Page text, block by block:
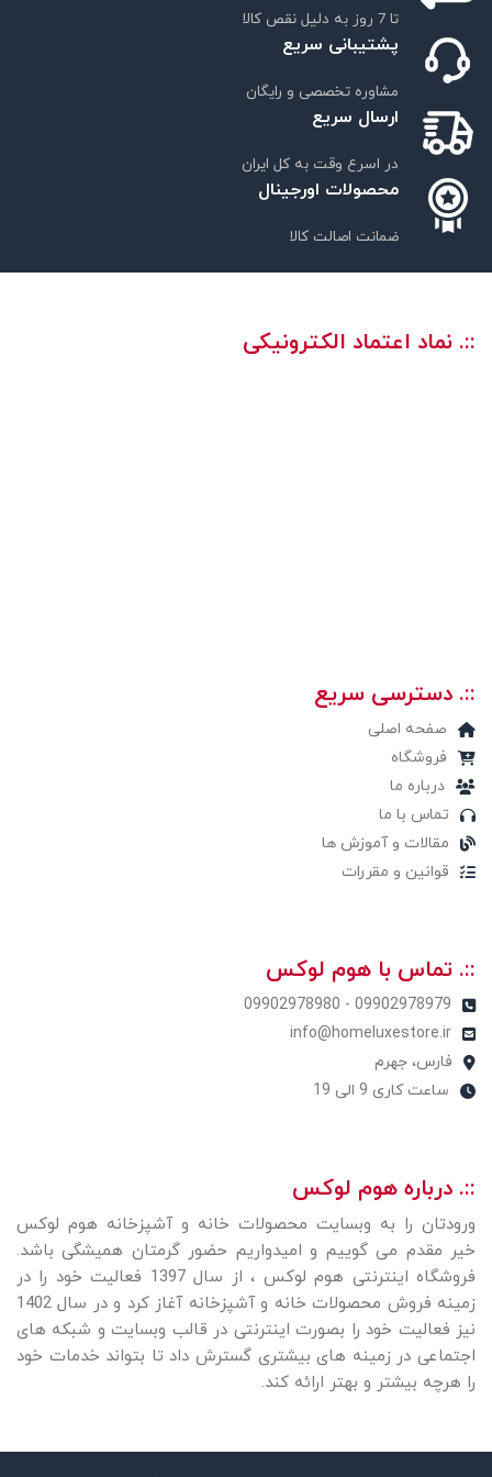
تا 7 روز به دلیل نقص کالا
پشتیبانی سریع
مشاوره تخصصی و رایگان
ارسال سریع
در اسرع وقت به کل ایران
محصولات اورجینال
ضمانت اصالت کالا
::. نماد اعتماد الکترونیکی
::. دسترسی سریع
صفحه اصلی
فروشگاه
درباره ما
تماس با ما
مقالات و آموزش ها
قوانین و مقررات
::. تماس با هوم لوکس
09902978979 - 09902978980
info@homeluxestore.ir
فارس، جهرم
ساعت کاری 9 الی 19
::. درباره هوم لوکس
ورودتان را به وبسایت محصولات خانه و آشپزخانه هوم لوکس
خیر مقدم می گوییم و امیدواریم حضور گرمتان همیشگی باشد.
فروشگاه اینترنتی هوم لوکس ، از سال 1397 فعالیت خود را در
زمینه فروش محصولات خانه و آشپزخانه آغاز کرد و در سال 1402
نیز فعالیت خود را بصورت اینترنتی در قالب وبسایت و شبکه های
اجتماعی در زمینه های بیشتری گسترش داد تا بتواند خدمات خود
را هرچه بیشتر و بهتر ارائه کند.